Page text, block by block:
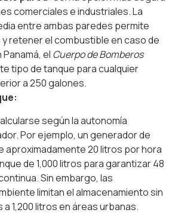
comerciales e industriales. La
entre ambas paredes permite
retener el combustible en caso de
el Cuerpo de Bomberos
tipo de tanque para cualquier
a 250 galones.
según la autonomía
Por ejemplo, un generador de
aproximadamente 20 litros por hora
de 1,000 litros para garantizar 48
Sin embargo, las
limitan el almacenamiento sin
1,200 litros en áreas urbanas.